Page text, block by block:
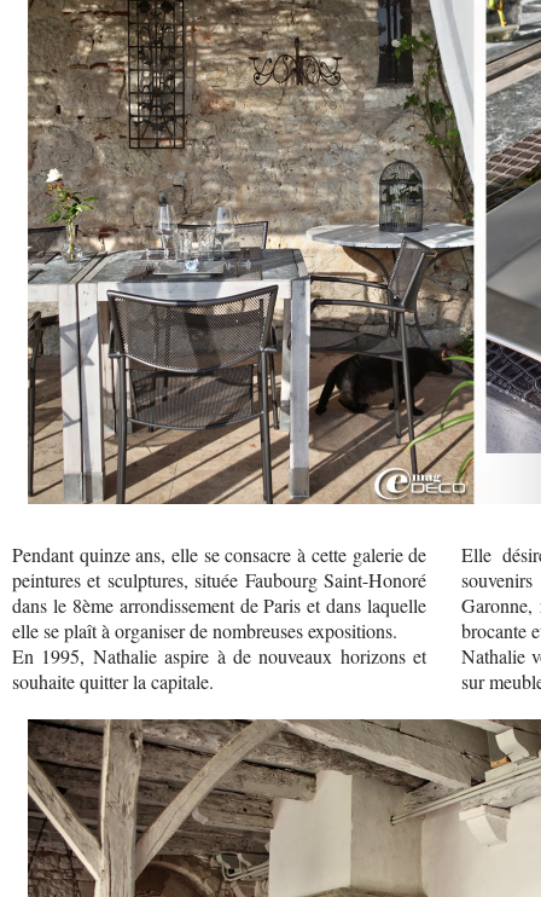
Pendant quinze ans, elle se consacre à cette galerie de
peintures et sculptures, située Faubourg Saint-Honoré
dans le 8ème arrondissement de Paris et dans laquelle
elle se plaît à organiser de nombreuses expositions.
En 1995, Nathalie aspire à de nouveaux horizons et
souhaite quitter la capitale.
Elle
brocante
Nathalie
sur